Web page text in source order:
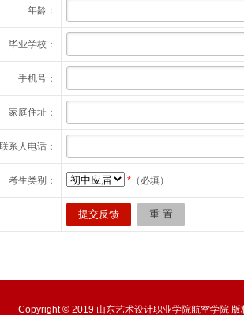
年龄：
毕业学校：
手机号：
家庭住址：
系人电话：
考生类别： *（必填）
Copyright © 2019 山东艺术设计职业学院航空学院 版